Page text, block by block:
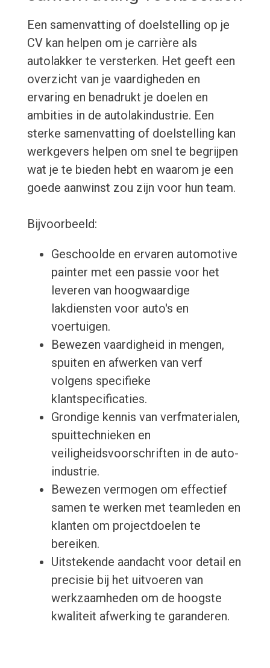
Een samenvatting of doelstelling op je
CV kan helpen om je carrière als
autolakker te versterken. Het geeft een
overzicht van je vaardigheden en
ervaring en benadrukt je doelen en
ambities in de autolakindustrie. Een
sterke samenvatting of doelstelling kan
werkgevers helpen om snel te begrijpen
wat je te bieden hebt en waarom je een
goede aanwinst zou zijn voor hun team.
Bijvoorbeeld:
Geschoolde en ervaren automotive
painter met een passie voor het
leveren van hoogwaardige
lakdiensten voor auto's en
voertuigen.
Bewezen vaardigheid in mengen,
spuiten en afwerken van verf
volgens specifieke
klantspecificaties.
Grondige kennis van verfmaterialen,
spuittechnieken en
veiligheidsvoorschriften in de auto-
industrie.
Bewezen vermogen om effectief
samen te werken met teamleden en
klanten om projectdoelen te
bereiken.
Uitstekende aandacht voor detail en
precisie bij het uitvoeren van
werkzaamheden om de hoogste
kwaliteit afwerking te garanderen.